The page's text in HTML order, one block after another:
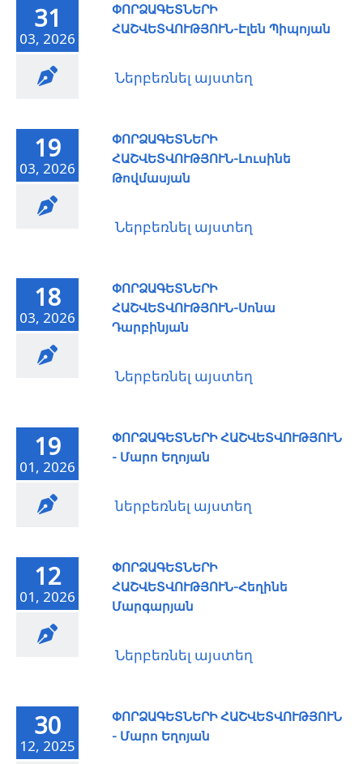
31
03, 2026
ՓՈՐՁԱԳԵՏՆԵՐԻ
ՀԱՇՎԵՏՎՈՒԹՅՈՒՆ-Էլեն Պիպոյան
Ներբեռնել այստեղ
19
03, 2026
ՓՈՐՁԱԳԵՏՆԵՐԻ
ՀԱՇՎԵՏՎՈՒԹՅՈՒՆ-Լուսինե
Թովմասյան
Ներբեռնել այստեղ
18
03, 2026
ՓՈՐՁԱԳԵՏՆԵՐԻ
ՀԱՇՎԵՏՎՈՒԹՅՈՒՆ-Սոնա
Դարբինյան
Ներբեռնել այստեղ
19
01, 2026
ՓՈՐՁԱԳԵՏՆԵՐԻ ՀԱՇՎԵՏՎՈՒԹՅՈՒՆ
- Մարո Եղոյան
ներբեռնել այստեղ
12
01, 2026
ՓՈՐՁԱԳԵՏՆԵՐԻ
ՀԱՇՎԵՏՎՈՒԹՅՈՒՆ-Հեղինե
Մարգարյան
Ներբեռնել այստեղ
30
12, 2025
ՓՈՐՁԱԳԵՏՆԵՐԻ ՀԱՇՎԵՏՎՈՒԹՅՈՒՆ
- Մարո Եղոյան